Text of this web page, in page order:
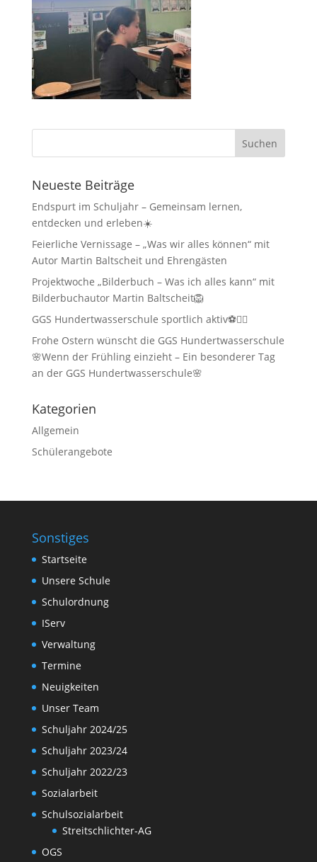
Neueste Beiträge
Endspurt im Schuljahr – Gemeinsam lernen,
entdecken und erleben☀️
Feierliche Vernissage – „Was wir alles können“ mit
Autor Martin Baltscheit und Ehrengästen
Projektwoche „Bilderbuch – Was ich alles kann“ mit
Bilderbuchautor Martin Baltscheit🦁
GGS Hundertwasserschule sportlich aktiv⚽🏃‍♂️
Frohe Ostern wünscht die GGS Hundertwasserschule
🌸Wenn der Frühling einzieht – Ein besonderer Tag
an der GGS Hundertwasserschule🌸
Kategorien
Allgemein
Schülerangebote
Sonstiges
Startseite
Unsere Schule
Schulordnung
IServ
Verwaltung
Termine
Neuigkeiten
Unser Team
Schuljahr 2024/25
Schuljahr 2023/24
Schuljahr 2022/23
Sozialarbeit
Schulsozialarbeit
Streitschlichter-AG
OGS